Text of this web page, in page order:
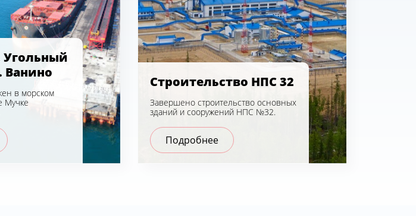
Угольный
Ванино
в морском
Мучке
Строительство НПС 32
Завершено строительство основных
зданий и сооружений НПС №32.
Подробнее